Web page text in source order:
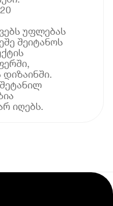
უფლებას
შეიტანოს
იღებს.